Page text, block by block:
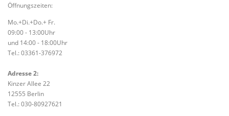
Öffnungszeiten:
Mo.+Di.+Do.+ Fr.
09:00 - 13:00Uhr
und 14:00 - 18:00Uhr
Tel.: 03361-376972
Adresse 2:
Kinzer Allee 22
12555 Berlin
Tel.: 030-80927621